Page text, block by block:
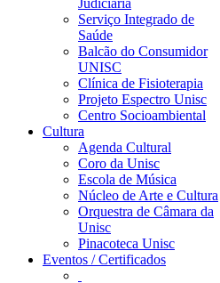
Judiciária
Serviço Integrado de
Saúde
Balcão do Consumidor
UNISC
Clínica de Fisioterapia
Projeto Espectro Unisc
Centro Socioambiental
Cultura
Agenda Cultural
Coro da Unisc
Escola de Música
Núcleo de Arte e Cultura
Orquestra de Câmara da
Unisc
Pinacoteca Unisc
Eventos / Certificados